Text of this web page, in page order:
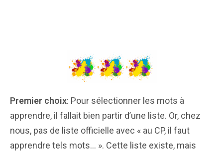
Premier choix: Pour sélectionner les mots à
apprendre, il fallait bien partir d’une liste. Or, chez
nous, pas de liste officielle avec « au CP, il faut
apprendre tels mots… ». Cette liste existe, mais